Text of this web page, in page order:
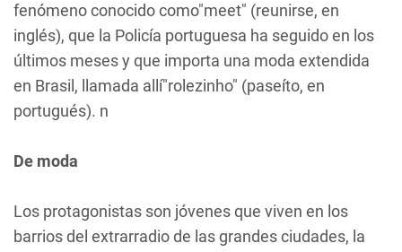
fenómeno conocido como"meet" (reunirse, en
inglés), que la Policía portuguesa ha seguido en los
últimos meses y que importa una moda extendida
en Brasil, llamada allí"rolezinho" (paseíto, en
portugués). n
De moda
Los protagonistas son jóvenes que viven en los
barrios del extrarradio de las grandes ciudades, la